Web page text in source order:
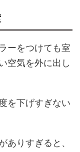
ーをつけても室
空気を外に出し
を下げすぎない
ありすぎると、